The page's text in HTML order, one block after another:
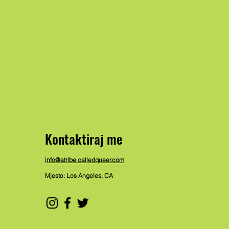
Kontaktiraj me
info@atribe calledqueer.com
Mjesto: Los Angeles, CA